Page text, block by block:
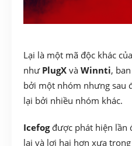
Lại là một mã độc khác
như PlugX và Winnti,
bởi một nhóm nhưng sau
lại bởi nhiều nhóm khác.
Icefogđược phát hiện lần
lại và lợi hại hơn xưa